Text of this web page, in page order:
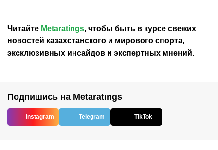
Читайте Metaratings, чтобы быть в курсе свежих
новостей казахстанского и мирового спорта,
эксклюзивных инсайдов и экспертных мнений.
Подпишись на Metaratings
Instagram Telegram TikTok